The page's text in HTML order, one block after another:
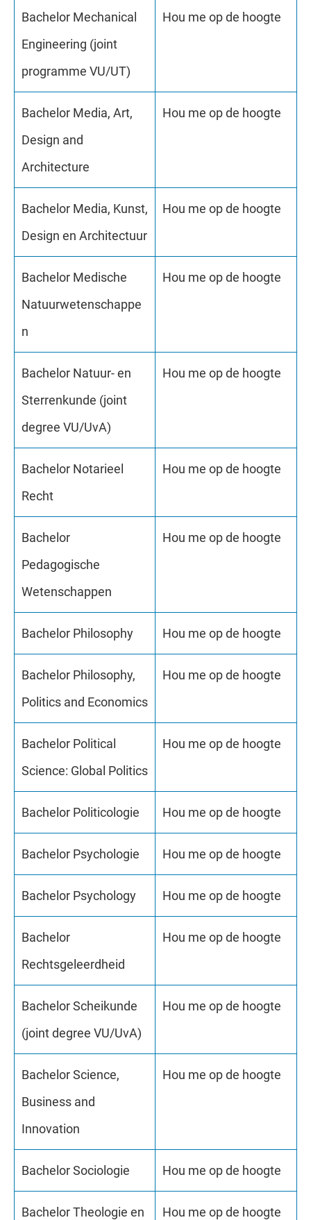
Bachelor Mechanical
Engineering (joint
programme VU/UT)
Hou me op de hoogte
Bachelor Media, Art,
Design and
Architecture
Hou me op de hoogte
Bachelor Media, Kunst,
Design en Architectuur
Hou me op de hoogte
Bachelor Medische
Natuurwetenschappe
n
Hou me op de hoogte
Bachelor Natuur- en
Sterrenkunde (joint
degree VU/UvA)
Hou me op de hoogte
Bachelor Notarieel
Recht
Hou me op de hoogte
Bachelor
Pedagogische
Wetenschappen
Hou me op de hoogte
Bachelor Philosophy Hou me op de hoogte
Bachelor Philosophy,
Politics and Economics
Hou me op de hoogte
Bachelor Political
Science: Global Politics
Hou me op de hoogte
Bachelor Politicologie Hou me op de hoogte
Bachelor Psychologie Hou me op de hoogte
Bachelor Psychology Hou me op de hoogte
Bachelor
Rechtsgeleerdheid
Hou me op de hoogte
Bachelor Scheikunde
(joint degree VU/UvA)
Hou me op de hoogte
Bachelor Science,
Business and
Innovation
Hou me op de hoogte
Bachelor Sociologie Hou me op de hoogte
Bachelor Theologie en
Hou me op de hoogte